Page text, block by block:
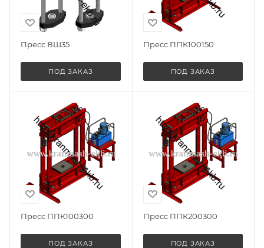
Пресс ВШ35
ПОД ЗАКАЗ
Пресс ППК100150
ПОД ЗАКАЗ
Пресс ППК100300
ПОД ЗАКАЗ
Пресс ППК200300
ПОД ЗАКАЗ